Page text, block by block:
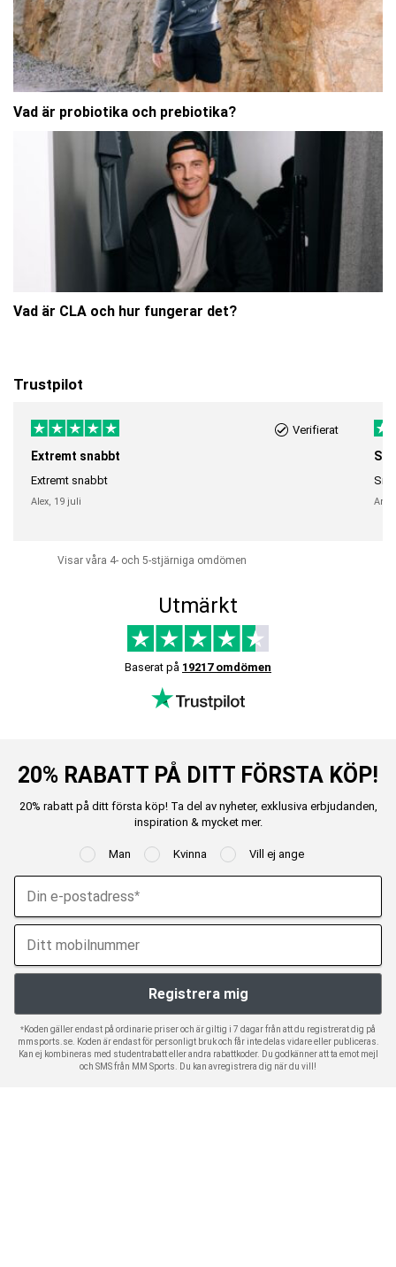
Vad är probiotika och prebiotika?
Vad är CLA och hur fungerar det?
Trustpilot
Verifierat
Extremt snabbt
Extremt snabbt
Alex, 19 juli
Visar våra 4- och 5-stjärniga omdömen
Utmärkt
Baserat på 19217 omdömen
20% RABATT PÅ DITT FÖRSTA KÖP!
20% rabatt på ditt första köp! Ta del av nyheter, exklusiva erbjudanden,
inspiration & mycket mer.
Man Kvinna Vill ej ange
*Koden gäller endast på ordinarie priser och är giltig i 7 dagar från att du registrerat dig på
mmsports.se. Koden är endast för personligt bruk och får inte delas vidare eller publiceras.
Kan ej kombineras med studentrabatt eller andra rabattkoder. Du godkänner att ta emot mejl
och SMS från MM Sports. Du kan avregistrera dig när du vill!